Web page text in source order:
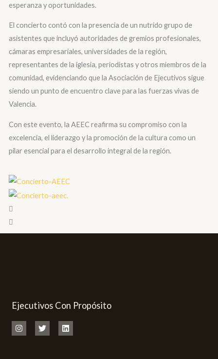
esperanza y oportunidades.
El concierto contó con la presencia de un nutrido grupo de
asistentes que incluyó autoridades de gremios profesionales,
cámaras empresariales, universidades de la región,
representantes de la iglesia, periodistas y otros miembros de la
comunidad, evidenciando que la Asociación de Ejecutivos sigue
siendo un punto de encuentro clave para las fuerzas vivas de
Valencia.
Con este evento, la AEEC reafirma su compromiso con la
excelencia, el liderazgo y la promoción de la cultura como un
pilar esencial para el desarrollo integral de la región.
Ejecutivos Con Propósito